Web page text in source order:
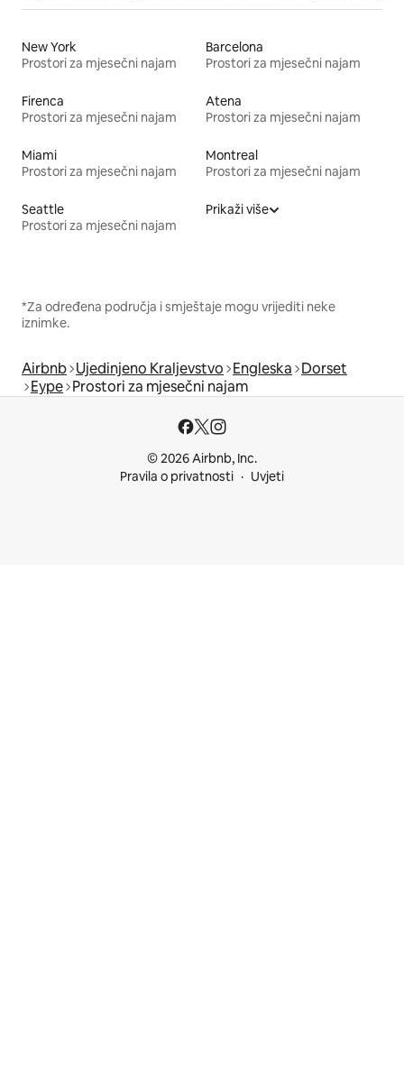
New York
Prostori za mjesečni najam
Barcelona
Prostori za mjesečni najam
Firenca
Prostori za mjesečni najam
Atena
Prostori za mjesečni najam
Miami
Prostori za mjesečni najam
Montreal
Prostori za mjesečni najam
Seattle
Prostori za mjesečni najam
Prikaži više
*Za određena područja i smještaje mogu vrijediti neke
iznimke.
Airbnb Ujedinjeno Kraljevstvo Engleska Dorset
Eype Prostori za mjesečni najam
© 2026 Airbnb, Inc.
Pravila o privatnosti
Uvjeti